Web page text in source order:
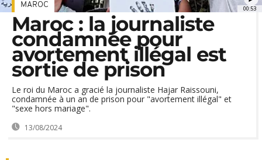
00:53
MAROC
Maroc : la journaliste
condamnée pour
avortement illégal est
sortie de prison
Le roi du Maroc a gracié la journaliste Hajar Raissouni,
condamnée à un an de prison pour "avortement illégal" et
"sexe hors mariage".
13/08/2024